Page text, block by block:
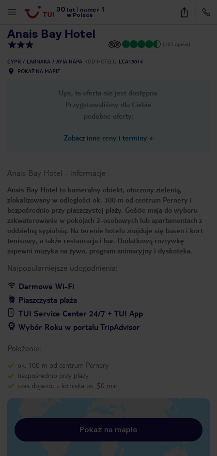
30 lat numer 1
w Polsce
38
Anais Bay Hotel
(763 opinie)
CYPR LARNAKA AYIA NAPA KOD HOTELU LCA15014
POKAŻ NA MAPIE
Ups, ta oferta nie jest dostępna.
Przygotowaliśmy dla Ciebie
podobne oferty:
Zobacz inne ceny i terminy »
Anais Bay Hotel - informacje
Anais Bay Hotel to kameralny obiekt, otoczony zielenią,
zlokalizowany w odległości ok. 300 m od centrum Pernery i
bezpośrednio przy piaszczystej plaży. Goście mają do wyboru
zakwaterowanie w pokojach 2-osobowych lub apartamentach z
oddzielną sypialnią. Na terenie hotelu znajduje się basen i kort
tenisowy, a także restauracja i bar. Dodatkową rozrywkę
zapewni muzyka na żywo, program animacyjny i dyskoteka.
Najpopularniejsze udogodnienia:
Darmowe Wi-Fi
Piaszczysta plaża
TUI Service Center 24/7 + TUI App
Wybór Roku w portalu TripAdvisor
Położenie:
ok. 300 m od centrum Pernery
bezpośrednio przy plaży
czas dojazdu z lotniska ok. 50 min
Pokaż na mapie